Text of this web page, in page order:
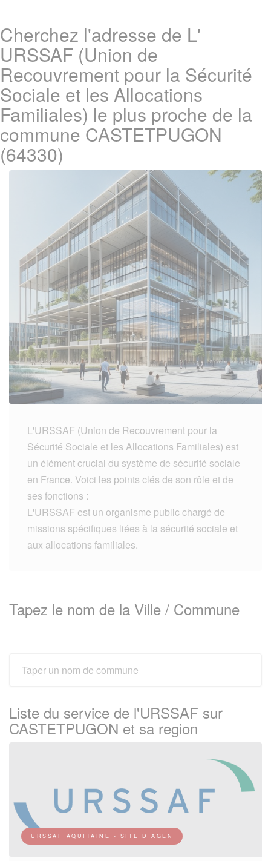
Cherchez l'adresse de L'
URSSAF (Union de
Recouvrement pour la Sécurité
Sociale et les Allocations
Familiales) le plus proche de la
commune CASTETPUGON
(64330)
L'URSSAF (Union de Recouvrement pour la
Sécurité Sociale et les Allocations Familiales) est
un élément crucial du système de sécurité sociale
en France. Voici les points clés de son rôle et de
ses fonctions :
L'URSSAF est un organisme public chargé de
missions spécifiques liées à la sécurité sociale et
aux allocations familiales.
Tapez le nom de la Ville / Commune
Liste du service de l'URSSAF sur
CASTETPUGON et sa region
URSSAF AQUITAINE - SITE D AGEN